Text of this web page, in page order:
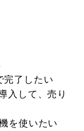
完了したい
入して、売り
を使いたい